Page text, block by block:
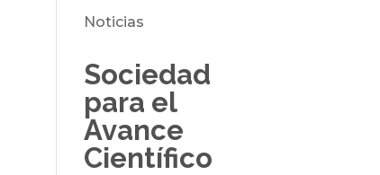
Noticias
Sociedad
para el
Avance
Científico